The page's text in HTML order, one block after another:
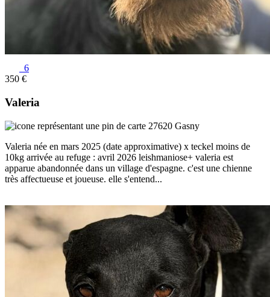
6
350 €
Valeria
27620 Gasny
Valeria née en mars 2025 (date approximative) x teckel moins de
10kg arrivée au refuge : avril 2026 leishmaniose+ valeria est
apparue abandonnée dans un village d'espagne. c'est une chienne
très affectueuse et joueuse. elle s'entend...